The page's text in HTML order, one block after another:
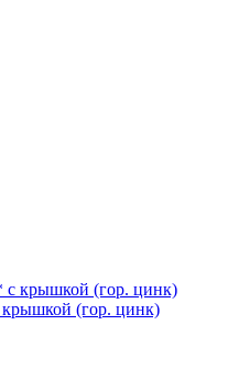
крышкой (гор. цинк)